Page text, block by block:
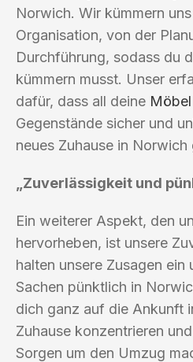
Norwich. Wir kümmern
Organisation, von der
Durchführung, sodass du
kümmern musst. Unser
dafür, dass all deine Möbel
Gegenstände sicher und
neues Zuhause in Norwich
„Zuverlässigkeit und
Ein weiterer Aspekt, den
hervorheben, ist unsere
halten unsere Zusagen ein
Sachen pünktlich in
dich ganz auf die Ankunft
Zuhause konzentrieren
Sorgen um den Umzug